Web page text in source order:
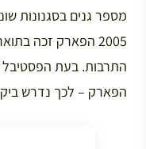
מספר גנים בסגנונות
2005 הפארק זכה
התרבות. בעת הפסטיבל
הפארק – לכך נדרש